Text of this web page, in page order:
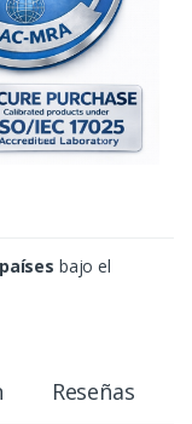
bajo el
Reseñas